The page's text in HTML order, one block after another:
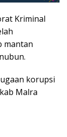
Kriminal
mantan
korupsi
Malra